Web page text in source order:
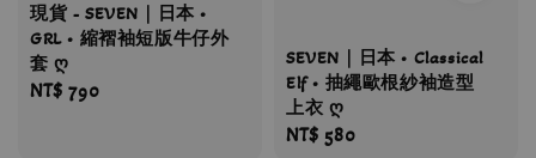
現貨 - SEVEN｜日本 •
GRL • 縮褶袖短版牛仔外
套 ღ
Regular
NT$ 790
SEVEN｜日本 • Classical
Elf • 抽繩歐根紗袖造型
上衣 ღ
Regular
NT$ 580